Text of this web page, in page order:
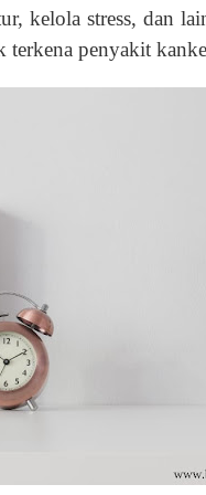
kelola stress, dan
terkena penyakit